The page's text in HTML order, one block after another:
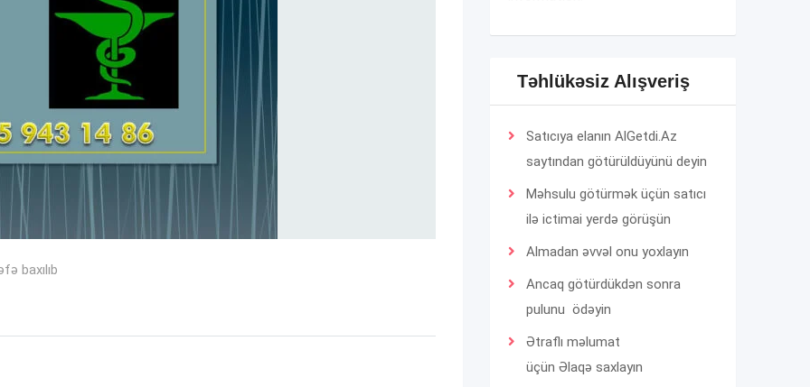
baxılıb
Təhlükəsiz Alışveriş
Satıcıya elanın AlGetdi.Az
saytından götürüldüyünü deyin
Məhsulu götürmək üçün satıcı
ilə ictimai yerdə görüşün
Almadan əvvəl onu yoxlayın
Ancaq götürdükdən sonra
pulunu ödəyin
Ətraflı məlumat
üçün Əlaqə saxlayın